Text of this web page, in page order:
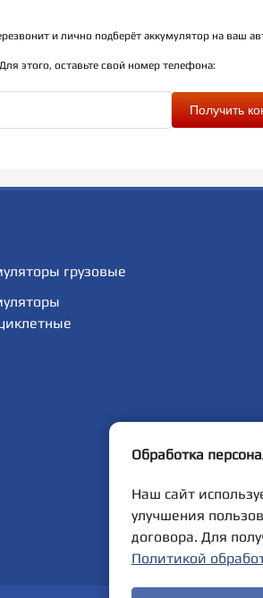
и лично подберёт аккумулятор на ваш
Для этого, оставьте свой номер телефона:
грузовые
Обработка
Наш сайт
улучшения
договора. Для
Политикой